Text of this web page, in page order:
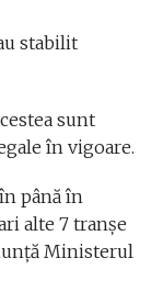
stabilit
sunt
în vigoare.
până în
alte 7 tranșe
Ministerul